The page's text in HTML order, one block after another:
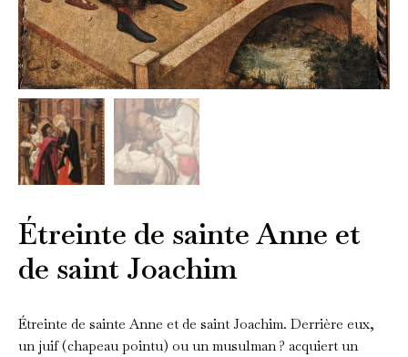
Étreinte de sainte Anne et
de saint Joachim
Étreinte de sainte Anne et de saint Joachim. Derrière eux,
un juif (chapeau pointu) ou un musulman ? acquiert un